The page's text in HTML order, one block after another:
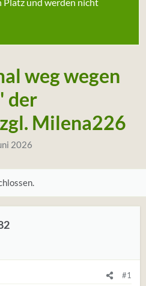
weg wegen
der
Milena226
2026
#1